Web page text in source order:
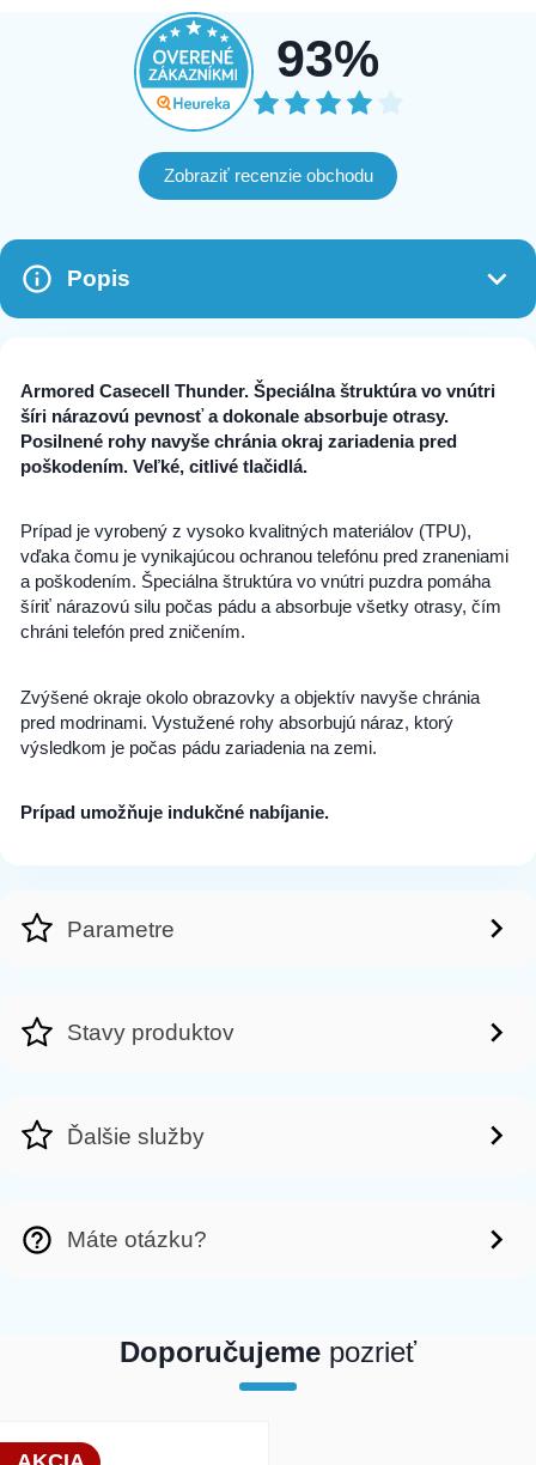
93%
Zobraziť recenzie obchodu
Popis
Armored Casecell Thunder. Špeciálna štruktúra vo vnútri
šíri nárazovú pevnosť a dokonale absorbuje otrasy.
Posilnené rohy navyše chránia okraj zariadenia pred
poškodením. Veľké, citlivé tlačidlá.
Prípad je vyrobený z vysoko kvalitných materiálov (TPU),
vďaka čomu je vynikajúcou ochranou telefónu pred zraneniami
a poškodením. Špeciálna štruktúra vo vnútri puzdra pomáha
šíriť nárazovú silu počas pádu a absorbuje všetky otrasy, čím
chráni telefón pred zničením.
Zvýšené okraje okolo obrazovky a objektív navyše chránia
pred modrinami. Vystužené rohy absorbujú náraz, ktorý
výsledkom je počas pádu zariadenia na zemi.
Prípad umožňuje indukčné nabíjanie.
Parametre
Stavy produktov
Ďalšie služby
Máte otázku?
Doporučujeme pozrieť